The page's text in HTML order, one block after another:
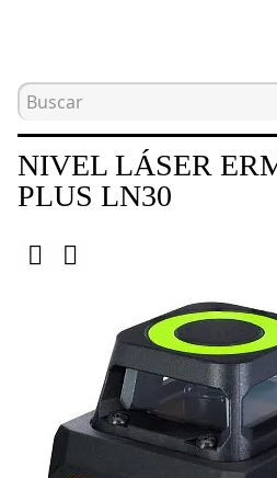
Inicio
NIVEL LÁSER
PLUS LN30